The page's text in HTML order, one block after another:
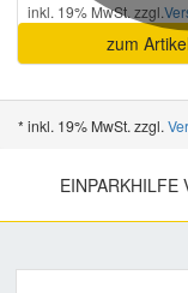
inkl. 19% MwSt. zzgl.
zum Artikel
* inkl. 19% MwSt. zzgl.
EINPARKHILFE